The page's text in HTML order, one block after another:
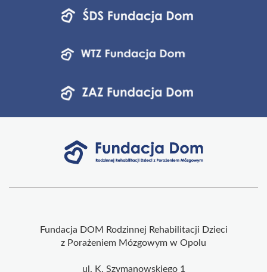
Fundacja DOM Rodzinnej Rehabilitacji Dzieci
z Porażeniem Mózgowym w Opolu
ul. K. Szymanowskiego 1